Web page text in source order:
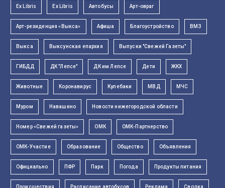
Ex Libris Ex Libris Автобусы Арт-овраг
Арт-резиденция «Выкса» Афиша Благоустройство ВМЗ
Выкса Выксунская епархия Выпуски "Свежей Газеты"
ГИБДД ДК "Лепсе" ДК им Лепсе Дети ЖКХ
Животные Коронавирус Кулебаки МВД МЧС
Муром Навашино Новости нижегородской области
Номер «Свежей газеты» ОМК ОМК-Партнерство
ОМК-Участие Образование Общество Объявления
Официально ПФР Парк Погода Продукты питания
Происшествия Расписание автобусов Реклама Сводка